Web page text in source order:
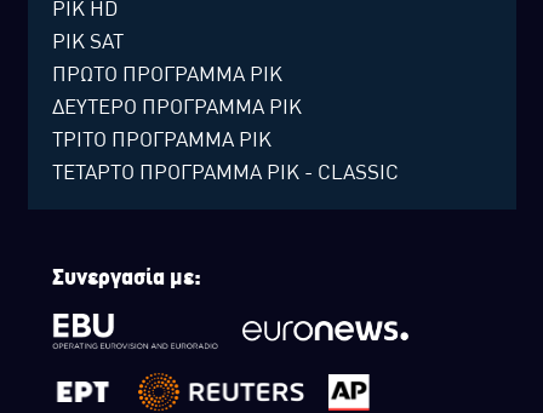
ΡΙΚ HD
ΡΙΚ SAT
ΠΡΩΤΟ ΠΡΟΓΡΑΜΜΑ ΡΙΚ
ΔΕΥΤΕΡΟ ΠΡΟΓΡΑΜΜΑ ΡΙΚ
ΤΡΙΤΟ ΠΡΟΓΡΑΜΜΑ ΡΙΚ
ΤΕΤΑΡΤΟ ΠΡΟΓΡΑΜΜΑ ΡΙΚ - CLASSIC
Συνεργασία με: